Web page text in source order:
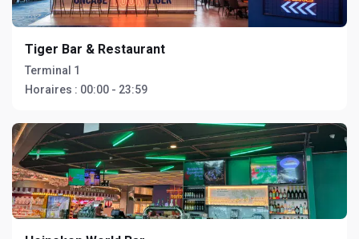
Tiger Bar & Restaurant
Terminal 1
Horaires : 00:00 - 23:59